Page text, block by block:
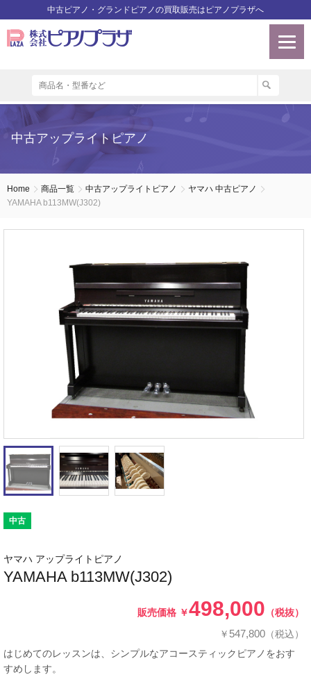
中古ピアノ・グランドピアノの買取販売はピアノプラザへ
中古アップライトピアノ
Home 商品一覧 中古アップライトピアノ
ヤマハ 中古ピアノ
YAMAHA b113MW(J302)
中古
ヤマハ アップライトピアノ
YAMAHA b113MW(J302)
販売価格 ￥498,000 （税抜）
￥ 547,800 （税込）
はじめてのレッスンは、シンプルなアコースティックピアノをおす
すめします。